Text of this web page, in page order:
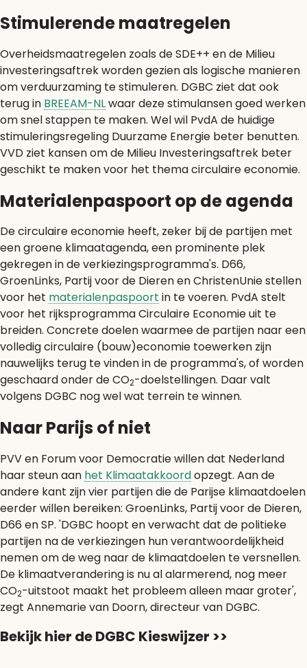
Stimulerende maatregelen
Overheidsmaatregelen zoals de SDE++ en de Milieu
investeringsaftrek worden gezien als logische manieren
om verduurzaming te stimuleren. DGBC ziet dat ook
terug in BREEAM-NLwaar deze stimulansen goed werken
om snel stappen te maken. Wel wil PvdA de huidige
stimuleringsregeling Duurzame Energie beter benutten.
VVD ziet kansen om de Milieu Investeringsaftrek beter
geschikt te maken voor het thema circulaire economie.
Materialenpaspoort op de agenda
De circulaire economie heeft, zeker bij de partijen met
een groene klimaatagenda, een prominente plek
gekregen in de verkiezingsprogramma's. D66,
GroenLinks, Partij voor de Dieren en ChristenUnie stellen
voor het materialenpaspoort in te voeren. PvdA stelt
voor het rijksprogramma Circulaire Economie uit te
breiden. Concrete doelen waarmee de partijen naar een
volledig circulaire (bouw)economie toewerken zijn
nauwelijks terug te vinden in de programma's, of worden
geschaard onder de CO2-doelstellingen. Daar valt
volgens DGBC nog wel wat terrein te winnen.
Naar Parijs of niet
PVV en Forum voor Democratie willen dat Nederland
haar steun aan het Klimaatakkoordopzegt. Aan de
andere kant zijn vier partijen die de Parijse klimaatdoelen
eerder willen bereiken: GroenLinks, Partij voor de Dieren,
D66 en SP. 'DGBC hoopt en verwacht dat de politieke
partijen na de verkiezingen hun verantwoordelijkheid
nemen om de weg naar de klimaatdoelen te versnellen.
De klimaatverandering is nu al alarmerend, nog meer
CO2-uitstoot maakt het probleem alleen maar groter',
zegt Annemarie van Doorn, directeur van DGBC.
Bekijk hier de DGBC Kieswijzer >>